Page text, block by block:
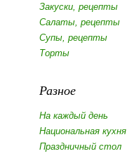
Закуски, рецепты
Салаты, рецепты
Супы, рецепты
Торты
Разное
На каждый день
Национальная кухня
Праздничный стол